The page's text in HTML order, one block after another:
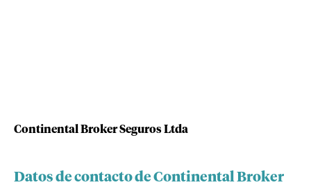
Continental Broker Seguros Ltda
Datos de contacto de Continental Broker